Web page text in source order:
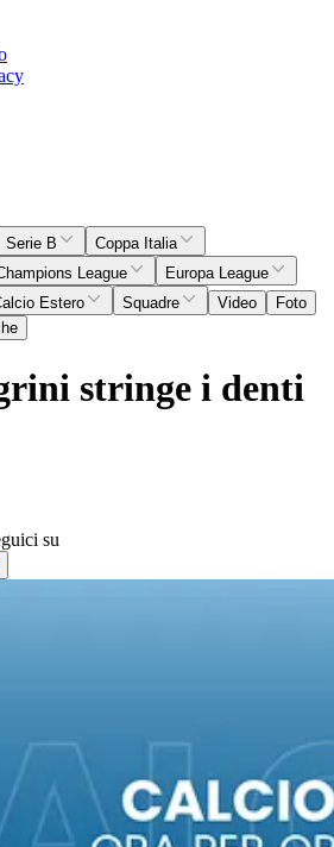
Serie B
Coppa Italia
League
Europa League
Estero Squadre Video
Foto
stringe i denti
su